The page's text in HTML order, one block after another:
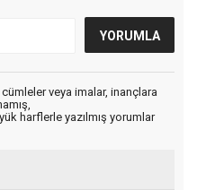
veya imalar, inançlara
harflerle yazılmış yorumlar